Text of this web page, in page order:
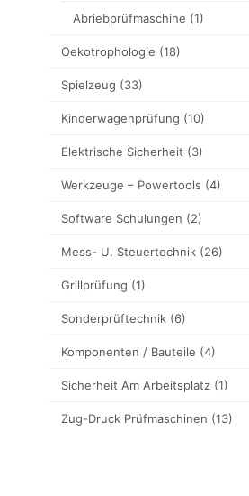
Abriebprüfmaschine (1)
Oekotrophologie (18)
Spielzeug (33)
Kinderwagenprüfung (10)
Elektrische Sicherheit (3)
Werkzeuge – Powertools (4)
Software Schulungen (2)
Mess- U. Steuertechnik (26)
Grillprüfung (1)
Sonderprüftechnik (6)
Komponenten / Bauteile (4)
Sicherheit Am Arbeitsplatz (1)
Zug-Druck Prüfmaschinen (13)